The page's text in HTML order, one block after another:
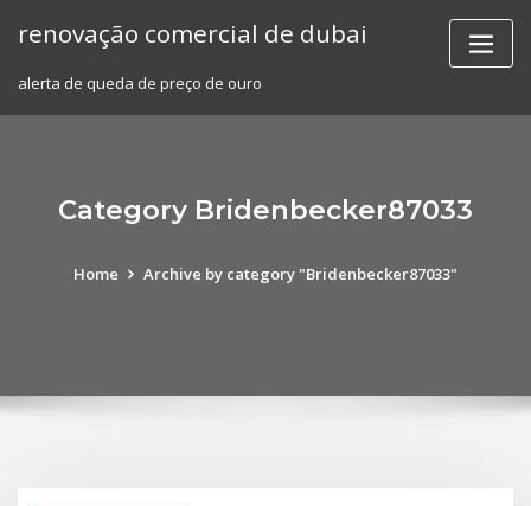
renovação comercial de dubai
alerta de queda de preço de ouro
Category Bridenbecker87033
Home Archive by category "Bridenbecker87033"